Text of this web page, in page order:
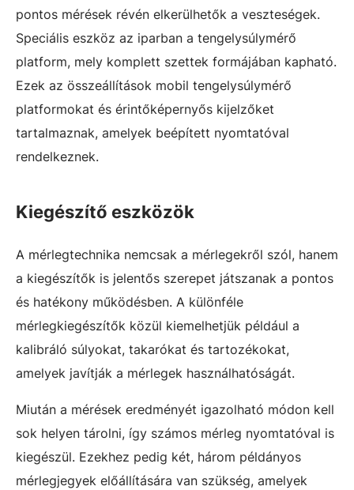
pontos mérések révén elkerülhetők a veszteségek.
Speciális eszköz az iparban a tengelysúlymérő
platform, mely komplett szettek formájában kapható.
Ezek az összeállítások mobil tengelysúlymérő
platformokat és érintőképernyős kijelzőket
tartalmaznak, amelyek beépített nyomtatóval
rendelkeznek.
Kiegészítő eszközök
A mérlegtechnika nemcsak a mérlegekről szól, hanem
a kiegészítők is jelentős szerepet játszanak a pontos
és hatékony működésben. A különféle
mérlegkiegészítők közül kiemelhetjük például a
kalibráló súlyokat, takarókat és tartozékokat,
amelyek javítják a mérlegek használhatóságát.
Miután a mérések eredményét igazolható módon kell
sok helyen tárolni, így számos mérleg nyomtatóval is
kiegészül. Ezekhez pedig két, három példányos
mérlegjegyek előállítására van szükség, amelyek